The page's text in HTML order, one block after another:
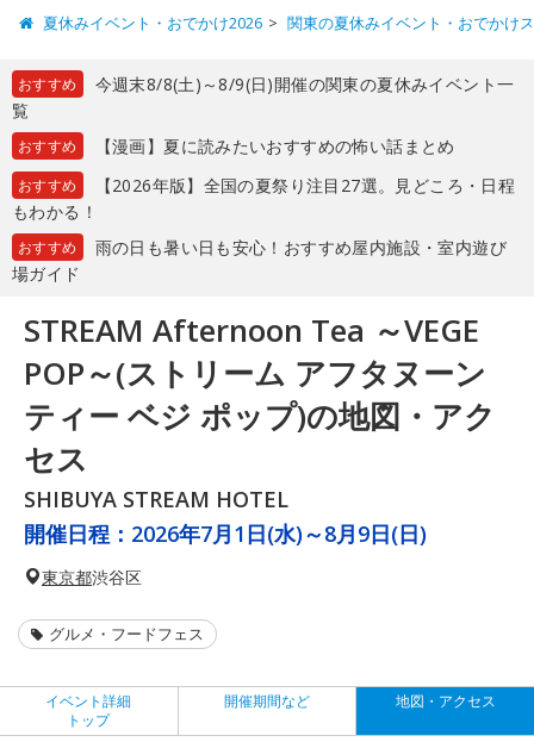
夏休みイベント・おでかけ2026 関東の夏休みイベント・おでかけ
おすすめ
今週末8/8(土)～8/9(日)開催の関東の夏休みイベント一
覧
おすすめ 【漫画】夏に読みたいおすすめの怖い話まとめ
おすすめ
【2026年版】全国の夏祭り注目27選。見どころ・日程
もわかる！
おすすめ
雨の日も暑い日も安心！おすすめ屋内施設・室内遊び
場ガイド
STREAM Afternoon Tea ～VEGE
POP～(ストリーム アフタヌーン
ティー ベジ ポップ)の地図・アク
セス
SHIBUYA STREAM HOTEL
開催日程： 2026年7月1日(水)～8月9日(日)
東京都渋谷区
グルメ・フードフェス
イベント詳細
トップ
開催期間など 地図・アクセス